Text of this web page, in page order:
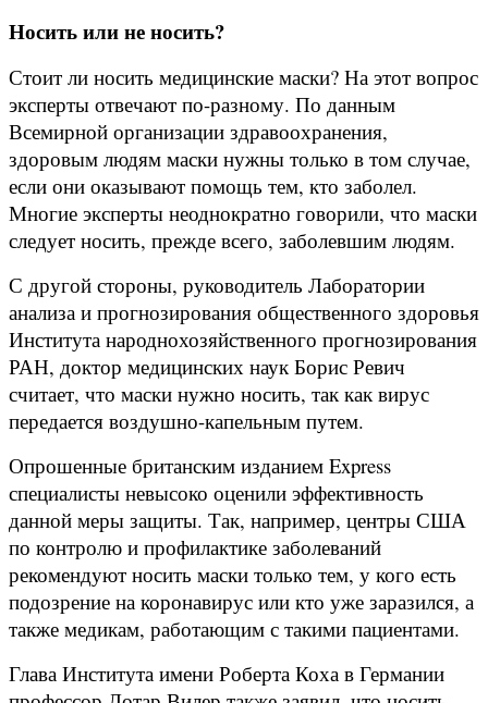
Носить или не носить?
Стоит ли носить медицинские маски? На этот вопрос
эксперты отвечают по-разному. По данным
Всемирной организации здравоохранения,
здоровым людям маски нужны только в том случае,
если они оказывают помощь тем, кто заболел.
Многие эксперты неоднократно говорили, что маски
следует носить, прежде всего, заболевшим людям.
С другой стороны, руководитель Лаборатории
анализа и прогнозирования общественного здоровья
Института народнохозяйственного прогнозирования
РАН, доктор медицинских наук Борис Ревич
считает, что маски нужно носить, так как вирус
передается воздушно-капельным путем.
Опрошенные британским изданием Express
специалисты невысоко оценили эффективность
данной меры защиты. Так, например, центры США
по контролю и профилактике заболеваний
рекомендуют носить маски только тем, у кого есть
подозрение на коронавирус или кто уже заразился, а
также медикам, работающим с такими пациентами.
Глава Института имени Роберта Коха в Германии